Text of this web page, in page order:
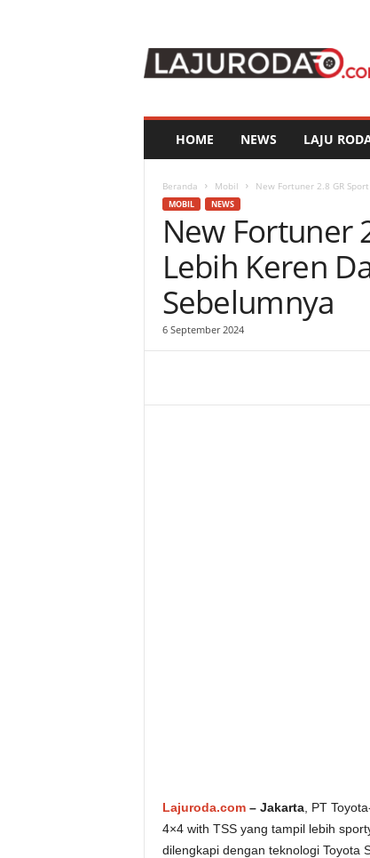
u
HOME NEWS LAJU
Beranda Mobil New Fortuner 2.8 GR
MOBIL NEWS
New Fortuner
Lebih Keren
Sebelumnya
6 September 2024
Lajuroda.com– Jakarta, PT
4×4 with TSS yang tampil lebih
dilengkapi dengan teknologi Toyota